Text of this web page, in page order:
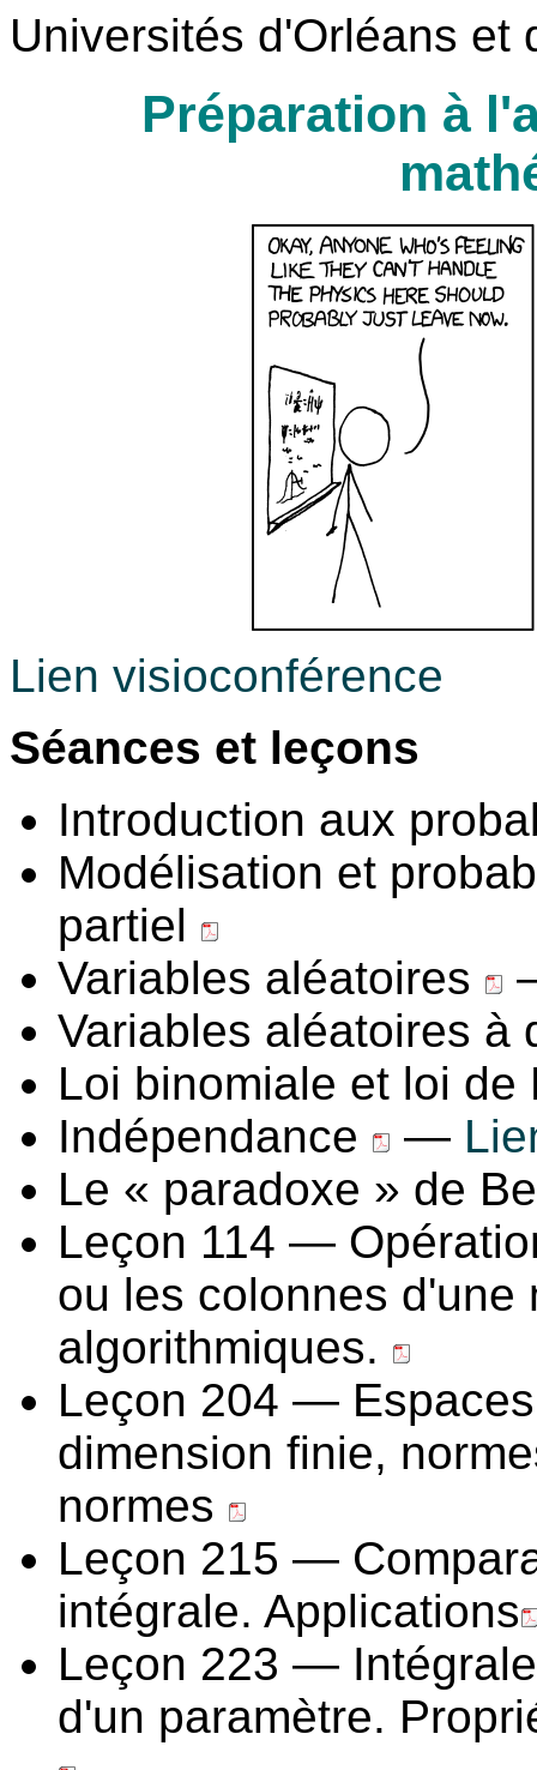
Universités d'Orléans et
Préparation à
Lien visioconférence
Séances et leçons
Introduction aux
Modélisation et
partiel
Variables aléatoires
Variables aléatoires à
Loi binomiale et loi
Indépendance
—
Le « paradoxe » de
Leçon 114 —
ou les colonnes d'une
algorithmiques.
Leçon 204 —
dimension finie,
normes
Leçon 215 —
intégrale. Applications
Leçon 223 —
d'un paramètre.